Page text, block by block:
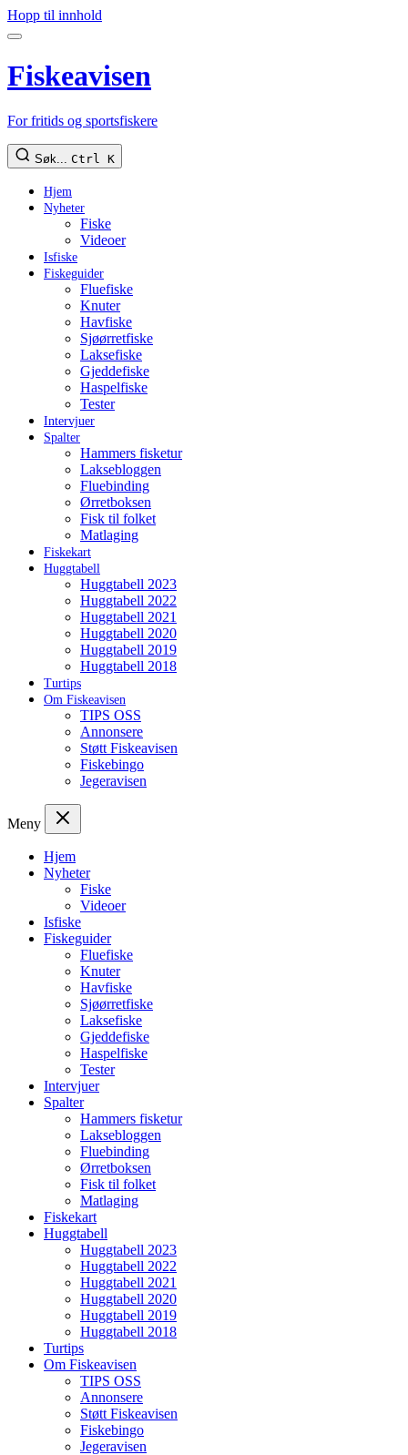
Hopp til innhold
Fiskeavisen
For fritids og sportsfiskere
Søk... Ctrl K
Hjem
Nyheter
Fiske
Videoer
Isfiske
Fiskeguider
Fluefiske
Knuter
Havfiske
Sjøørretfiske
Laksefiske
Gjeddefiske
Haspelfiske
Tester
Intervjuer
Spalter
Hammers fisketur
Laksebloggen
Fluebinding
Ørretboksen
Fisk til folket
Matlaging
Fiskekart
Huggtabell
Huggtabell 2023
Huggtabell 2022
Huggtabell 2021
Huggtabell 2020
Huggtabell 2019
Huggtabell 2018
Turtips
Om Fiskeavisen
TIPS OSS
Annonsere
Støtt Fiskeavisen
Fiskebingo
Jegeravisen
Meny
Hjem
Nyheter
Fiske
Videoer
Isfiske
Fiskeguider
Fluefiske
Knuter
Havfiske
Sjøørretfiske
Laksefiske
Gjeddefiske
Haspelfiske
Tester
Intervjuer
Spalter
Hammers fisketur
Laksebloggen
Fluebinding
Ørretboksen
Fisk til folket
Matlaging
Fiskekart
Huggtabell
Huggtabell 2023
Huggtabell 2022
Huggtabell 2021
Huggtabell 2020
Huggtabell 2019
Huggtabell 2018
Turtips
Om Fiskeavisen
TIPS OSS
Annonsere
Støtt Fiskeavisen
Fiskebingo
Jegeravisen